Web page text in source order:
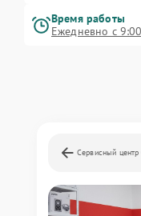
Время работы
Ежедневно с
Сервисный центр